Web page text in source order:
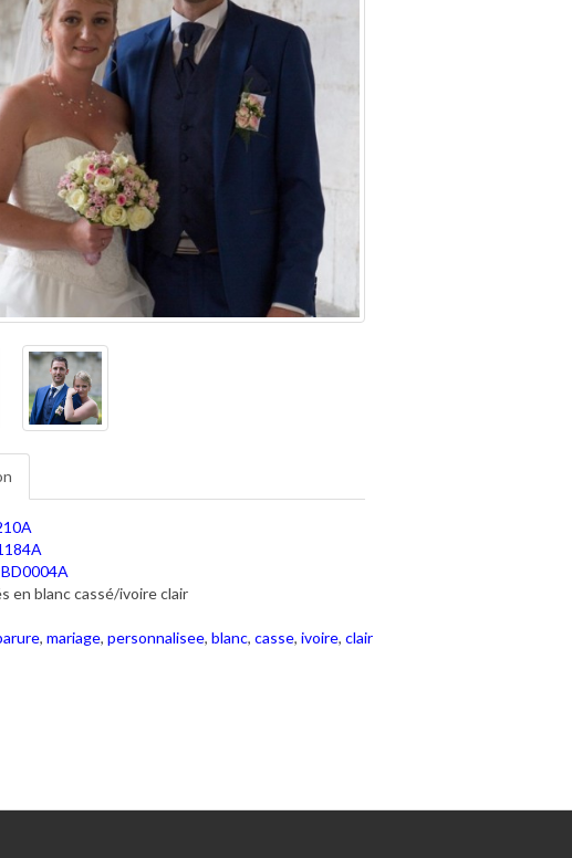
BD0004A
en blanc cassé/ivoire clair
, mariage, personnalisee, blanc, casse, ivoire, clair